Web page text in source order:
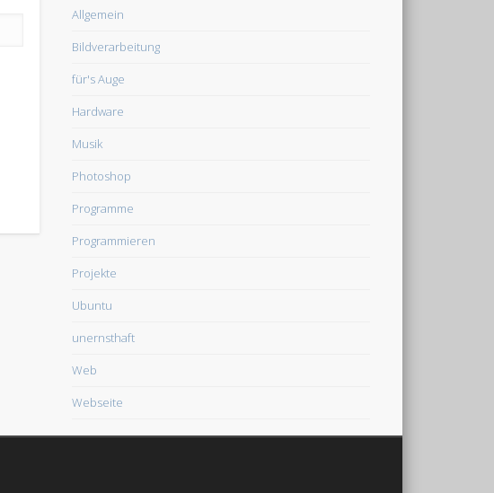
Allgemein
Bildverarbeitung
für's Auge
Hardware
Musik
Photoshop
Programme
Programmieren
Projekte
Ubuntu
unernsthaft
Web
Webseite